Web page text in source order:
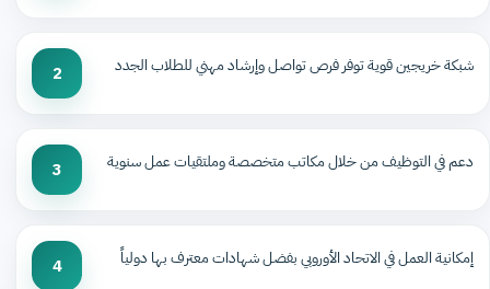
شبكة خريجين قوية توفر فرص تواصل وإرشاد مهني للطلاب الجدد 2
دعم في التوظيف من خلال مكاتب متخصصة وملتقيات عمل سنوية 3
إمكانية العمل في الاتحاد الأوروبي بفضل شهادات معترف بها دولياً 4